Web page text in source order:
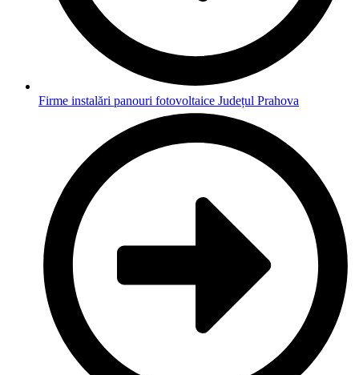
Firme instalări panouri fotovoltaice Județul Prahova